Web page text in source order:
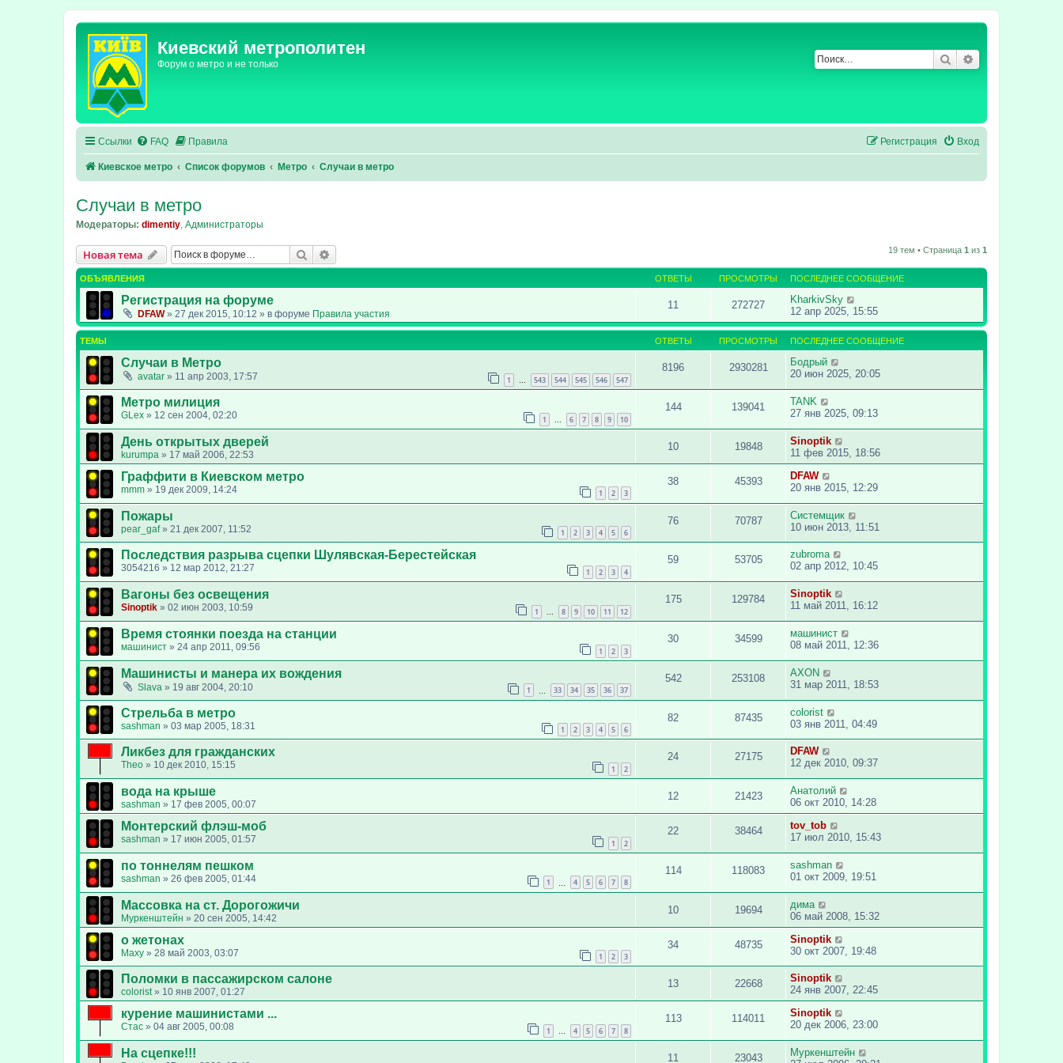
Киевский метрополитен
Форум о метро и не только Поиск
Ссылки FAQ Правила Вход
Регистрация
Киевское метро Список форумов Метро Случаи в метро
Случаи в метро
Модераторы: dimentiy, Администраторы
Новая тема Поиск 19 тем • Страница 1 из 1
ОБЪЯВЛЕНИЯ ОТВЕТЫ ПРОСМОТРЫ ПОСЛЕДНЕЕ СООБЩЕНИЕ
Регистрация на форуме
DFAW» 27 дек 2015, 10:12 » в форуме Правила участия
11 272727
KharkivSky
12 апр 2025, 15:55
ТЕМЫ ОТВЕТЫ ПРОСМОТРЫ ПОСЛЕДНЕЕ СООБЩЕНИЕ
Случаи в Метро
avatar » 11 апр 2003, 17:57 1 543 544 545 546 547
8196 2930281
Бодрый
20 июн 2025, 20:05
Метро милиция
GLex » 12 сен 2004, 02:20 1 6 7 8 9 10
144 139041
TANK
27 янв 2025, 09:13
День открытых дверей
kurumpa » 17 май 2006, 22:53
10 19848
Sinoptik
11 фев 2015, 18:56
Граффити в Киевском метро
mmm » 19 дек 2009, 14:24 1 2 3
38 45393
DFAW
20 янв 2015, 12:29
Пожары
pear_gaf» 21 дек 2007, 11:52 1 2 3 4 5 6
76 70787
Системщик
10 июн 2013, 11:51
Последствия разрыва сцепки Шулявская-Берестейская
3054216 » 12 мар 2012, 21:27 1 2 3 4
59 53705
zubroma
02 апр 2012, 10:45
Вагоны без освещения
Sinoptik » 02 июн 2003, 10:59 1 8 9 10 11 12
175 129784
Sinoptik
11 май 2011, 16:12
Время стоянки поезда на станции
машинист » 24 апр 2011, 09:56 1 2 3
30 34599
машинист
08 май 2011, 12:36
Машинисты и манера их вождения
Slava » 19 авг 2004, 20:10 1 33 34 35 36 37
542 253108
AXON
31 мар 2011, 18:53
Стрельба в метро
sashman » 03 мар 2005, 18:31 1 2 3 4 5 6
82 87435
colorist
03 янв 2011, 04:49
Ликбез для гражданских
Theo » 10 дек 2010, 15:15 1 2
24 27175
DFAW
12 дек 2010, 09:37
вода на крыше
sashman » 17 фев 2005, 00:07
12 21423
Анатолий
06 окт 2010, 14:28
Монтерский флэш-моб
sashman » 17 июн 2005, 01:57 1 2
22 38464
tov_tob
17 июл 2010, 15:43
по тоннелям пешком
sashman » 26 фев 2005, 01:44 1 4 5 6 7 8
114 118083
sashman
01 окт 2009, 19:51
Массовка на ст. Дорогожичи
Муркенштейн » 20 сен 2005, 14:42
10 19694
дима
06 май 2008, 15:32
о жетонах
Maxy » 28 май 2003, 03:07 1 2 3
34 48735
Sinoptik
30 окт 2007, 19:48
Поломки в пассажирском салоне
colorist» 10 янв 2007, 01:27
13 22668
Sinoptik
24 янв 2007, 22:45
курение машинистами ...
Стас » 04 авг 2005, 00:08 1 … 4 5 6 7 8
113 114011
Sinoptik
20 дек 2006, 23:00
На сцепке!!! 11 23043
Муркенштейн